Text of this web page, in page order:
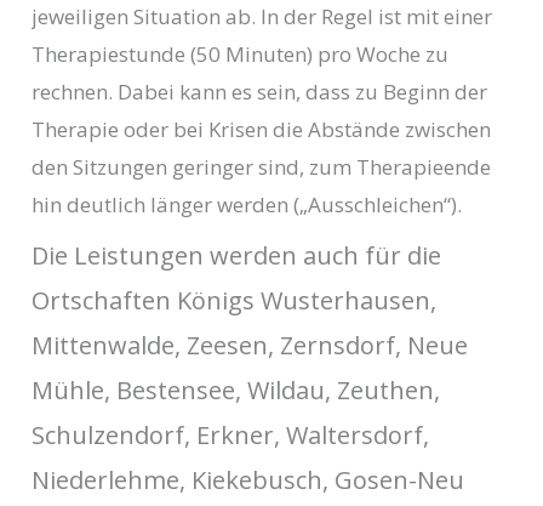
jeweiligen Situation ab. In der Regel ist mit einer
Therapiestunde (50 Minuten) pro Woche zu
rechnen. Dabei kann es sein, dass zu Beginn der
Therapie oder bei Krisen die Abstände zwischen
den Sitzungen geringer sind, zum Therapieende
hin deutlich länger werden („Ausschleichen“).
Die Leistungen werden auch für die
Ortschaften Königs Wusterhausen,
Mittenwalde, Zeesen, Zernsdorf, Neue
Mühle, Bestensee, Wildau, Zeuthen,
Schulzendorf, Erkner, Waltersdorf,
Niederlehme, Kiekebusch, Gosen-Neu